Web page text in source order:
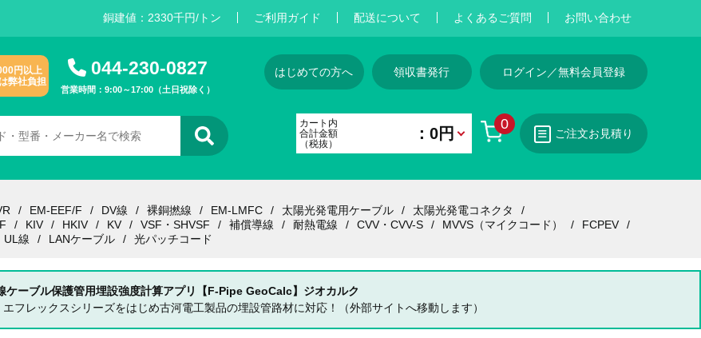
銅建値： 2330千円/トン ご利用ガイド 配送について よくあるご質問 お問い合わせ
円以上
弊社負担
044-230-0827
営業時間：9:00～17:00（土日祝除く）
はじめての方へ 領収書発行 ログイン／無料会員登録
0
カート内
合計金額
（税抜）
：0円 ご注文お見積り
EM-EEF/F DV線 裸銅撚線 EM-LMFC 太陽光発電用ケーブル
太陽光発電コネクタ
KIV HKIV KV VSF・SHVSF 補償導線 耐熱電線 CVV・CVV-S MVVS（マイクコード）
FCPEV
UL線 LANケーブル 光パッチコード
ーブル保護管用埋設強度計算アプリ【F-Pipe GeoCalc】ジオカルク
フレックスシリーズをはじめ古河電工製品の埋設管路材に対応！（外部サイトへ移動します）